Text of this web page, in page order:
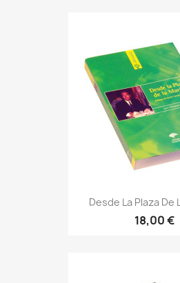
Desde La Plaza De
18,00 €